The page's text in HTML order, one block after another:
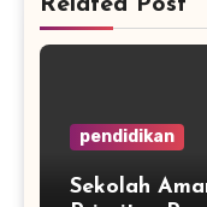
Related Post
pendidikan
Sekolah